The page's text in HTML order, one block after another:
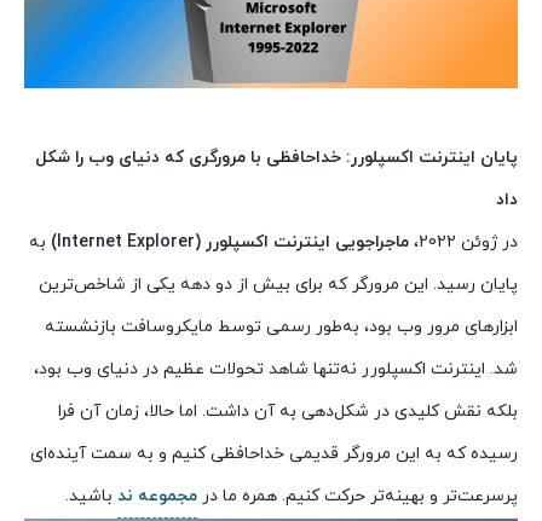
پایان اینترنت اکسپلورر: خداحافظی با مرورگری که دنیای وب را شکل
داد
در ژوئن 2022،
ماجراجویی اینترنت اکسپلورر (Internet Explorer)
به
پایان رسید. این مرورگر که برای بیش از دو دهه یکی از شاخص‌ترین
ابزارهای مرور وب بود، به‌طور رسمی توسط مایکروسافت بازنشسته
شد. اینترنت اکسپلورر نه‌تنها شاهد تحولات عظیم در دنیای وب بود،
بلکه نقش کلیدی در شکل‌دهی به آن داشت. اما حالا، زمان آن فرا
رسیده که به این مرورگر قدیمی خداحافظی کنیم و به سمت آینده‌ای
پرسرعت‌تر و بهینه‌تر حرکت کنیم. همره ما در مجموعه ند باشید.